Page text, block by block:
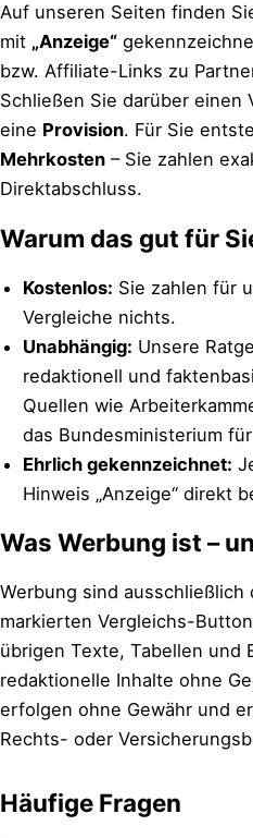
Auf unseren Seiten finden
mit „Anzeige“
bzw. Affiliate-Links zu
Schließen Sie darüber einen
eine Provision. Für Sie
Mehrkosten – Sie zahlen
Direktabschluss.
Warum das gut für
Kostenlos: Sie zahlen für
Vergleiche nichts.
Unabhängig: Unsere
redaktionell und
Quellen wie
das Bundesministerium
Ehrlich gekennzeichnet:
Hinweis „Anzeige“ direkt
Was Werbung ist –
Werbung sind ausschließlich
markierten Vergleichs-
übrigen Texte, Tabellen und
redaktionelle Inhalte ohne
erfolgen ohne Gewähr und
Rechts- oder
Häufige Fragen